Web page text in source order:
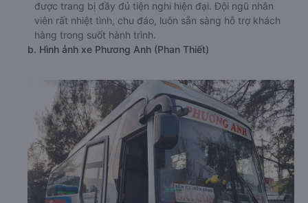
được trang bị đầy đủ tiện nghi hiện đại. Đội ngũ nhân
viên rất nhiệt tình, chu đáo, luôn sẵn sàng hỗ trợ khách
hàng trong suốt hành trình.
b. Hình ảnh xe Phương Anh (Phan Thiết)